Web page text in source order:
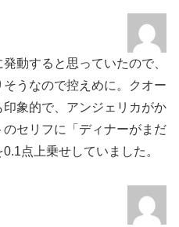
動すると思っていたので、
うなので控えめに。クオー
象的で、アンジェリカがか
セリフに「ディナーがまだ
点上乗せしていました。